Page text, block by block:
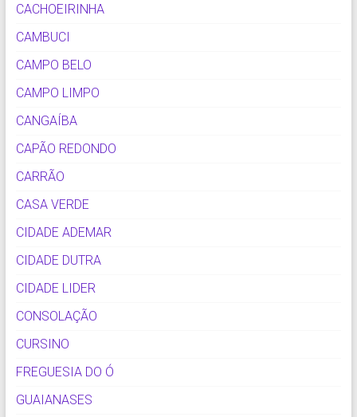
CACHOEIRINHA
CAMBUCI
CAMPO BELO
CAMPO LIMPO
CANGAÍBA
CAPÃO REDONDO
CARRÃO
CASA VERDE
CIDADE ADEMAR
CIDADE DUTRA
CIDADE LIDER
CONSOLAÇÃO
CURSINO
FREGUESIA DO Ó
GUAIANASES